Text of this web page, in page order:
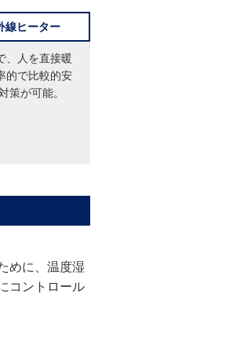
線ヒーター
、人を直接暖
的で比較的安
策が可能。
めに、温度湿
コントロール